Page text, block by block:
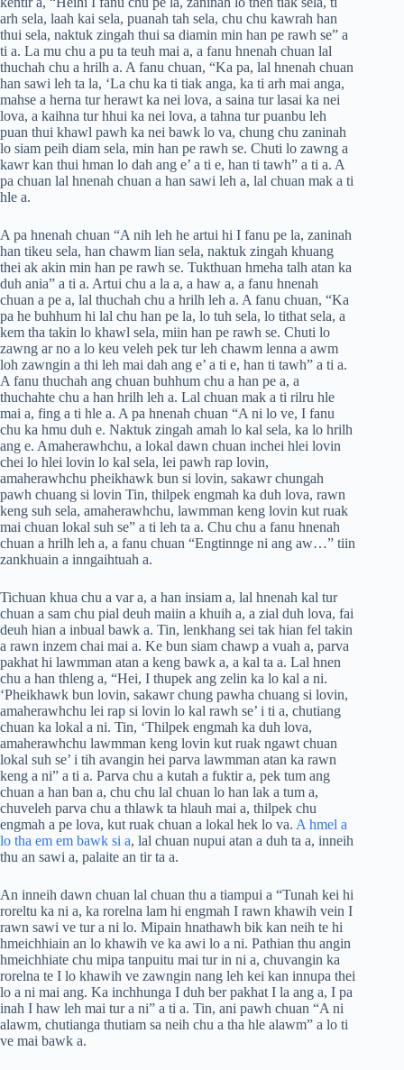
arh sela, laah kai sela, puanah tah sela, chu chu kawrah han
thui sela, naktuk zingah thui sa diamin min han pe rawh se” a
ti a. La mu chu a pu ta teuh mai a, a fanu hnenah chuan lal
thuchah chu a hrilh a. A fanu chuan, “Ka pa, lal hnenah chuan
han sawi leh ta la, ‘La chu ka ti tiak anga, ka ti arh mai anga,
mahse a herna tur herawt ka nei lova, a saina tur lasai ka nei
lova, a kaihna tur hhui ka nei lova, a tahna tur puanbu leh
puan thui khawl pawh ka nei bawk lo va, chung chu zaninah
lo siam peih diam sela, min han pe rawh se. Chuti lo zawng a
kawr kan thui hman lo dah ang e’ a ti e, han ti tawh” a ti a. A
pa chuan lal hnenah chuan a han sawi leh a, lal chuan mak a ti
hle a.
A pa hnenah chuan “A nih leh he artui hi I fanu pe la, zaninah
han tikeu sela, han chawm lian sela, naktuk zingah khuang
thei ak akin min han pe rawh se. Tukthuan hmeha talh atan ka
duh ania” a ti a. Artui chu a la a, a haw a, a fanu hnenah
chuan a pe a, lal thuchah chu a hrilh leh a. A fanu chuan, “Ka
pa he buhhum hi lal chu han pe la, lo tuh sela, lo tithat sela, a
kem tha takin lo khawl sela, miin han pe rawh se. Chuti lo
zawng ar no a lo keu veleh pek tur leh chawm lenna a awm
loh zawngin a thi leh mai dah ang e’ a ti e, han ti tawh” a ti a.
A fanu thuchah ang chuan buhhum chu a han pe a, a
thuchahte chu a han hrilh leh a. Lal chuan mak a ti rilru hle
mai a, fing a ti hle a. A pa hnenah chuan “A ni lo ve, I fanu
chu ka hmu duh e. Naktuk zingah amah lo kal sela, ka lo hrilh
ang e. Amaherawhchu, a lokal dawn chuan inchei hlei lovin
chei lo hlei lovin lo kal sela, lei pawh rap lovin,
amaherawhchu pheikhawk bun si lovin, sakawr chungah
pawh chuang si lovin Tin, thilpek engmah ka duh lova, rawn
keng suh sela, amaherawhchu, lawmman keng lovin kut ruak
mai chuan lokal suh se” a ti leh ta a. Chu chu a fanu hnenah
chuan a hrilh leh a, a fanu chuan “Engtinnge ni ang aw…” tiin
zankhuain a inngaihtuah a.
Tichuan khua chu a var a, a han insiam a, lal hnenah kal tur
chuan a sam chu pial deuh maiin a khuih a, a zial duh lova, fai
deuh hian a inbual bawk a. Tin, lenkhang sei tak hian fel takin
a rawn inzem chai mai a. Ke bun siam chawp a vuah a, parva
pakhat hi lawmman atan a keng bawk a, a kal ta a. Lal hnen
chu a han thleng a, “Hei, I thupek ang zelin ka lo kal a ni.
‘Pheikhawk bun lovin, sakawr chung pawha chuang si lovin,
amaherawhchu lei rap si lovin lo kal rawh se’ i ti a, chutiang
chuan ka lokal a ni. Tin, ‘Thilpek engmah ka duh lova,
amaherawhchu lawmman keng lovin kut ruak ngawt chuan
lokal suh se’ i tih avangin hei parva lawmman atan ka rawn
keng a ni” a ti a. Parva chu a kutah a fuktir a, pek tum ang
chuan a han ban a, chu chu lal chuan lo han lak a tum a,
chuveleh parva chu a thlawk ta hlauh mai a, thilpek chu
engmah a pe lova, kut ruak chuan a lokal hek lo va. A hmel a
lo tha em em bawk si a, lal chuan nupui atan a duh ta a, inneih
thu an sawi a, palaite an tir ta a.
An inneih dawn chuan lal chuan thu a tiampui a “Tunah kei hi
roreltu ka ni a, ka rorelna lam hi engmah I rawn khawih vein I
rawn sawi ve tur a ni lo. Mipain hnathawh bik kan neih te hi
hmeichhiain an lo khawih ve ka awi lo a ni. Pathian thu angin
hmeichhiate chu mipa tanpuitu mai tur in ni a, chuvangin ka
rorelna te I lo khawih ve zawngin nang leh kei kan innupa thei
lo a ni mai ang. Ka inchhunga I duh ber pakhat I la ang a, I pa
inah I haw leh mai tur a ni” a ti a. Tin, ani pawh chuan “A ni
alawm, chutianga thutiam sa neih chu a tha hle alawm” a lo ti
ve mai bawk a.